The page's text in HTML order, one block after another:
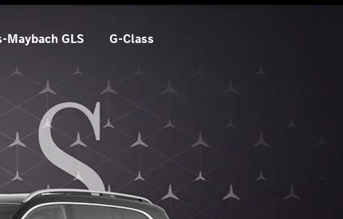
Maybach GLS G-Class